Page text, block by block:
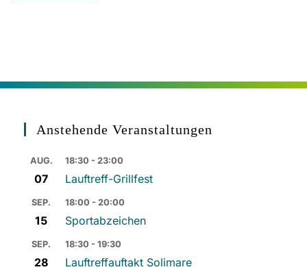
Anstehende Veranstaltungen
AUG.
07
18:30 - 23:00
Lauftreff-Grillfest
SEP.
15
18:00 - 20:00
Sportabzeichen
SEP.
28
18:30 - 19:30
Lauftreffauftakt Solimare